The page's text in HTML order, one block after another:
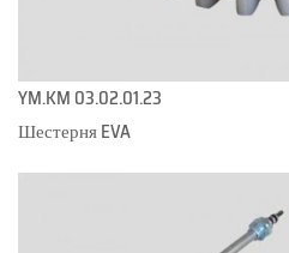
YM.KM 03.02.01.23
Шестерня EVA